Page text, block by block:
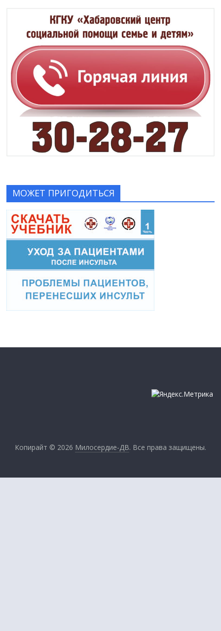
МОЖЕТ ПРИГОДИТЬСЯ
Копирайт © 2026 Милосердие-ДВ. Все права защищены.